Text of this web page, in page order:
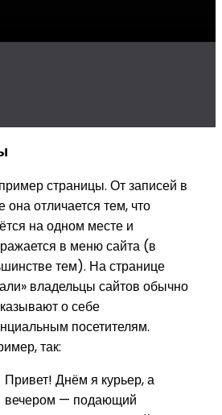
страницы. От записей в
она отличается тем, что
на одном месте и
в меню сайта (в
тем). На странице
владельцы сайтов обычно
о себе
посетителям.
так:
Привет! Днём я курьер, а
вечером — подающий